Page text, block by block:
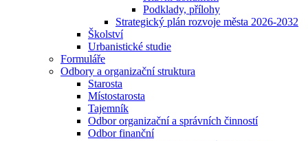
Podklady, přílohy
Strategický plán rozvoje města 2026-2032
Školství
Urbanistické studie
Formuláře
Odbory a organizační struktura
Starosta
Místostarosta
Tajemník
Odbor organizační a správních činností
Odbor finanční